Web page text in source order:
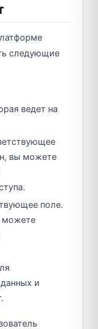
следующие
ведет на
вы можете
поле.
можете
и